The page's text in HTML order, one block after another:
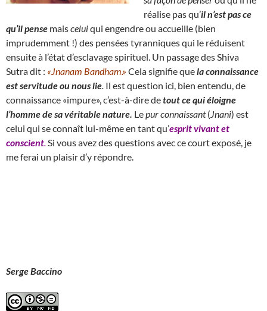
réalise pas qu’il n’est pas ce
qu’il pense maisceluiqui engendre ou accueille (bien
imprudemment !) des pensées tyranniques qui le réduisent
ensuite à l’état d’esclavage spirituel. Un passage des Shiva
Sutra dit : «Jnanam Bandham.» Cela signifie quela connaissance
est servitude ou nous lie Il est question ici, bien entendu, de
connaissance «impure», c’est-à-dire detout ce qui éloigne
l’homme de sa véritable nature. Lepur connaissant( Jnani) est
celui qui se connaît lui-même en tant qu’esprit vivant et
conscient Si vous avez des questions avec ce court exposé, je
me ferai un plaisir d’y répondre.
Serge Baccino